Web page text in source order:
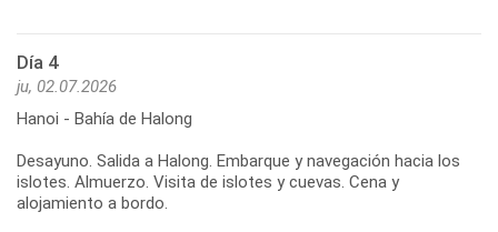
Día 4
ju, 02.07.2026
Hanoi - Bahía de Halong
Desayuno. Salida a Halong. Embarque y navegación hacia los
islotes. Almuerzo. Visita de islotes y cuevas. Cena y